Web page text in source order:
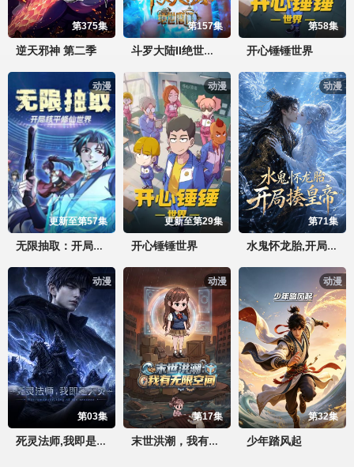
第375集
逆天邪神 第二季
第157集
斗罗大陆II绝世唐门
第58集
开心锤锤世界
动漫
更新至第57集
无限抽取：开局核平修仙世界动态漫
动漫
更新至第29集
开心锤锤世界
动漫
第71集
水鬼怀龙胎,开局揍皇帝
动漫
第03集
死灵法师,我即是天灾(2026)
动漫
第17集
末世洪潮，我有无限空间
动漫
第32集
少年踏风起